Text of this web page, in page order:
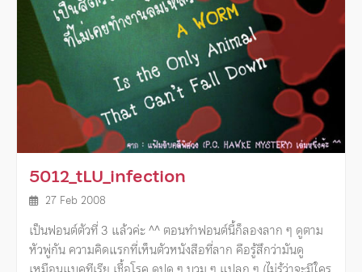
5012_tLU_infection
27 Feb 2008
เป็นฟอนต์ตัวที่ 3 แล้วค่ะ ^^ ตอนทําฟอนต์นี้ก็ลองลาก ๆ ดูตาม
หัวพู่กัน ความคิดแรกที่เห็นตัวหนังสือที่ลาก คือรู้สึกว่ามันดู